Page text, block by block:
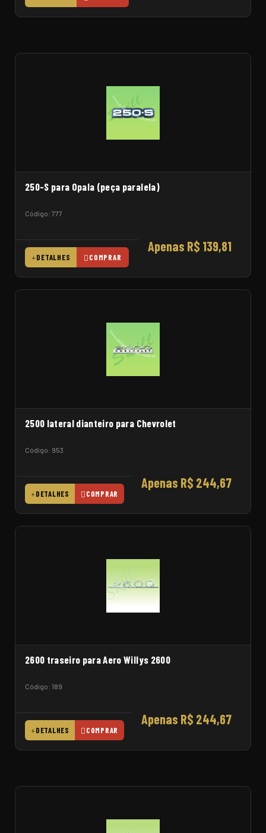
250-S para Opala (peça paralela)
Código: 777
Apenas R$ 139,81
DETALHES COMPRAR
2500 lateral dianteiro para Chevrolet
Código: 953
Apenas R$ 244,67
DETALHES COMPRAR
2600 traseiro para Aero Willys 2600
Código: 189
Apenas R$ 244,67
DETALHES COMPRAR